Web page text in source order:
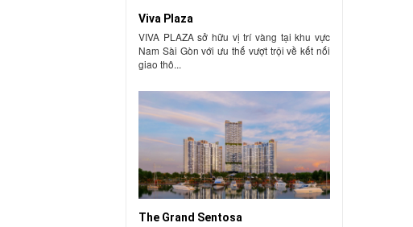
Viva Plaza
VIVA PLAZA sở hữu vị trí vàng tại khu vực
Nam Sài Gòn với ưu thế vượt trội về kết nối
giao thô...
The Grand Sentosa